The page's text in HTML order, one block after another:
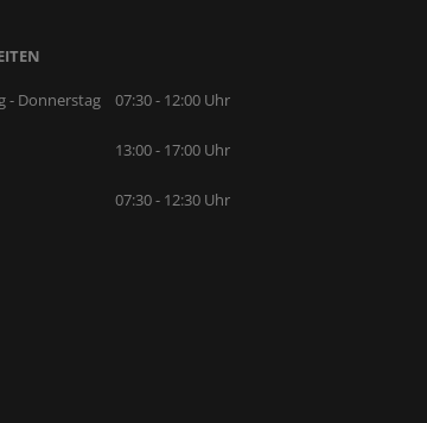
- Donnerstag 07:30 - 12:00 Uhr
13:00 - 17:00 Uhr
07:30 - 12:30 Uhr